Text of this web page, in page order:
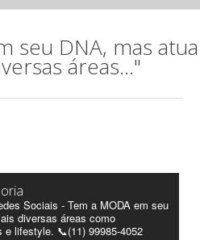
seu DNA, mas atua
áreas..."
Sociais - Tem a MODA em seu
diversas áreas como
e lifestyle. 📞(11) 99985-4052